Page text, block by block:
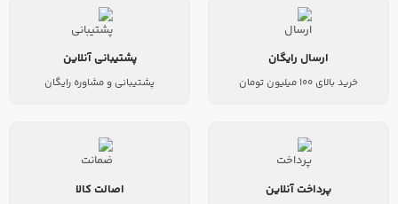
ارسال رایگان
خرید بالای 100 میلیون تومان
پشتیبانی آنلاین
پشتیبانی و مشاوره رایگان
پرداخت آنلاین اصالت کالا